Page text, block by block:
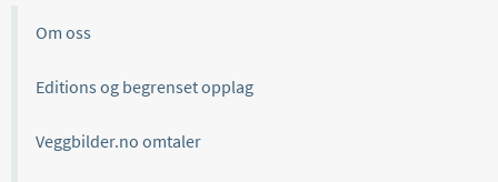
Om oss
Editions og begrenset opplag
Veggbilder.no omtaler